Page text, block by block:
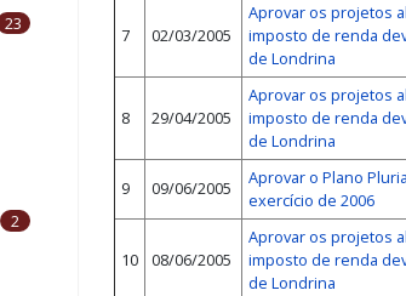
23
2
7 02/03/2005
Aprovar os projetos
imposto de renda
de Londrina
8 29/04/2005
Aprovar os projetos
imposto de renda
de Londrina
9 09/06/2005
Aprovar o Plano
exercício de 2006
10 08/06/2005
Aprovar os projetos
imposto de renda
de Londrina